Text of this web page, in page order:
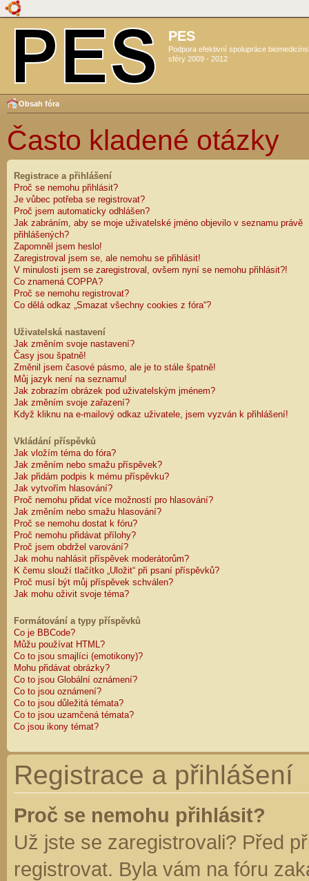
PES
Podpora efektivní spolupráce
sféry 2009 - 2012
Obsah fóra
Často kladené otázky
Registrace a přihlášení
Proč se nemohu přihlásit?
Je vůbec potřeba se registrovat?
Proč jsem automaticky odhlášen?
Jak zabráním, aby se moje uživatelské jméno objevilo v seznamu právě
přihlášených?
Zapomněl jsem heslo!
Zaregistroval jsem se, ale nemohu se přihlásit!
V minulosti jsem se zaregistroval, ovšem nyní se nemohu přihlásit?!
Co znamená COPPA?
Proč se nemohu registrovat?
Co dělá odkaz „Smazat všechny cookies z fóra“?
Uživatelská nastavení
Jak změním svoje nastavení?
Časy jsou špatně!
Změnil jsem časové pásmo, ale je to stále špatně!
Můj jazyk není na seznamu!
Jak zobrazím obrázek pod uživatelským jménem?
Jak změním svoje zařazení?
Když kliknu na e-mailový odkaz uživatele, jsem vyzván k přihlášení!
Vkládání příspěvků
Jak vložím téma do fóra?
Jak změním nebo smažu příspěvek?
Jak přidám podpis k mému příspěvku?
Jak vytvořím hlasování?
Proč nemohu přidat více možností pro hlasování?
Jak změním nebo smažu hlasování?
Proč se nemohu dostat k fóru?
Proč nemohu přidávat přílohy?
Proč jsem obdržel varování?
Jak mohu nahlásit příspěvek moderátorům?
K čemu slouží tlačítko „Uložit“ při psaní příspěvků?
Proč musí být můj příspěvek schválen?
Jak mohu oživit svoje téma?
Formátování a typy příspěvků
Co je BBCode?
Můžu používat HTML?
Co to jsou smajlíci (emotikony)?
Mohu přidávat obrázky?
Co to jsou Globální oznámení?
Co to jsou oznámení?
Co to jsou důležitá témata?
Co to jsou uzamčená témata?
Co jsou ikony témat?
Registrace a přihlášení
Proč se nemohu přihlásit?
Už jste se zaregistrovali? Před
registrovat. Byla vám na fóru